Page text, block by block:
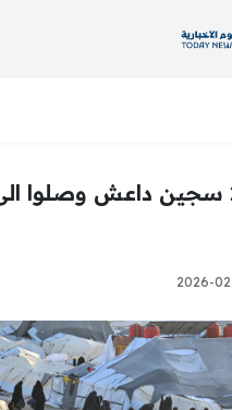
مصدر : 2250 سجين داعش وصلوا